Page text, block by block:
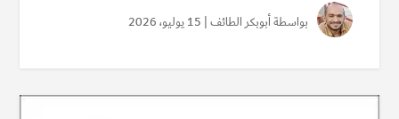
بواسطةأبوبكر الطائف| 15 يوليو، 2026